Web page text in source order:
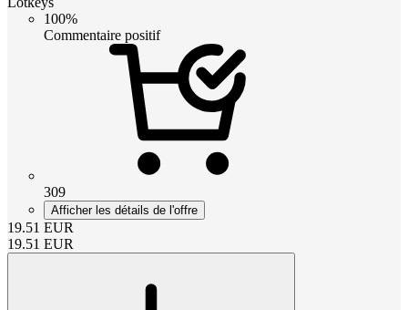
100%
Commentaire positif
309
Afficher les détails de l'offre
19.51 EUR
19.51 EUR